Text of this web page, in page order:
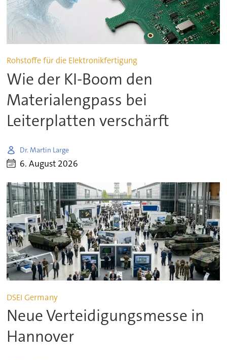
Rohstoffe für die Elektronikfertigung
Wie der KI-Boom den
Materialengpass bei
Leiterplatten verschärft
Dr. Martin Large
6. August 2026
DSEI Germany
Neue Verteidigungsmesse in
Hannover